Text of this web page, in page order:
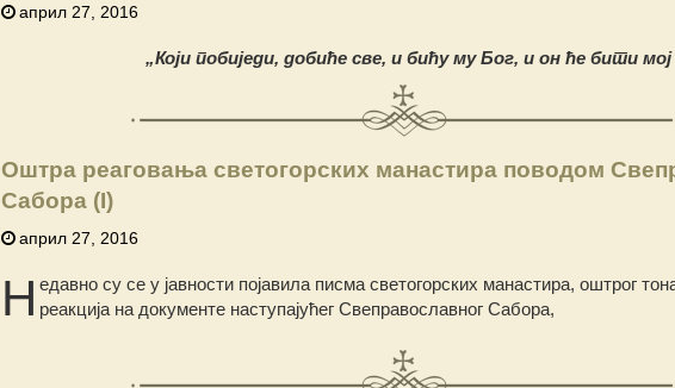
април 27, 2016
„Који побиједи, добиће све, и бићу му Бог, и он ће бити мој
Оштра реаговања светогорских манастира поводом
Сабора (I)
април 27, 2016
Н едавно су се у јавности појавила писма светогорских манастира, оштрог
реакција на документе наступајућег Свеправославног Сабора,